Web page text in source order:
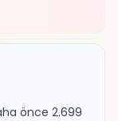
önce 2.699